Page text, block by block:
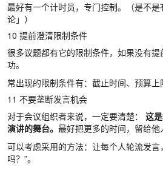
最好有一个计时员，专门控制。（是不
论」）
10 提前澄清限制条件
很多议题都有它的限制条件，如果没有
功。
常出现的限制条件有：截止时间、预算上
11 不要垄断发言机会
对于会议组织者来说，一定要清楚： 这
演讲的舞台。 最好把更多的时间，留给他
可以考虑采用的方法：让每个人轮流发言
吗？”。